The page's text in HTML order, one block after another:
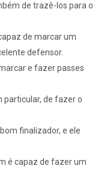
de trazê-los para o
de marcar um
defensor.
e fazer passes
particular, de fazer o
finalizador, e ele
é capaz de fazer um